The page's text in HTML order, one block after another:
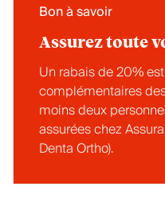
Bon à savoir
Assurez toute
Un rabais de 20%
complémentaires
moins deux
assurées chez
Denta Ortho).